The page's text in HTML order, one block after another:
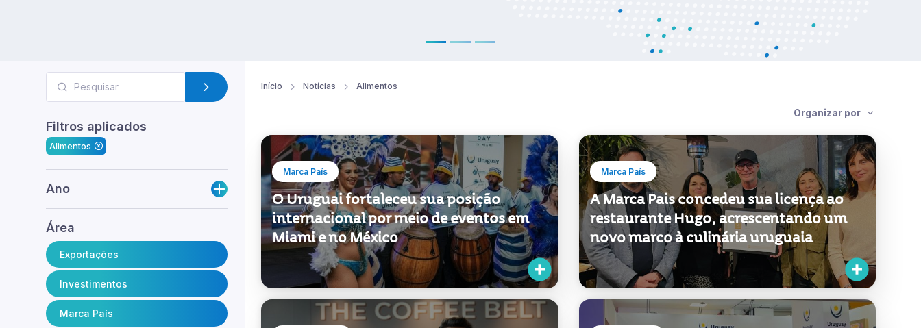
Filtros aplicados
Alimentos
Exportações
Investimentos
Marca País
Quero comprar
Marca País
O Uruguai fortaleceu sua posição
internacional por meio de eventos em
Miami e no México
Marca País
A Marca Pais concedeu sua licença ao
restaurante Hugo, acrescentando um
novo marco à culinária uruguaia
Investimentos Exportações